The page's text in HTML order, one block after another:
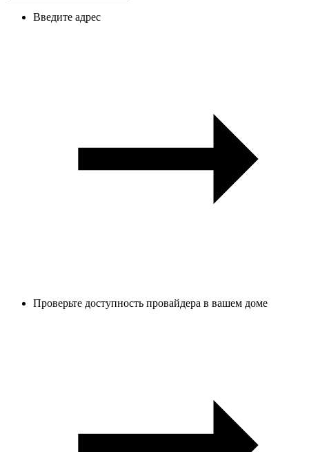
Введите адрес
Проверьте доступность провайдера в вашем доме